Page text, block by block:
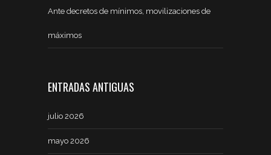
Ante decretos de mínimos, movilizaciones de
máximos
ENTRADAS ANTIGUAS
julio 2026
mayo 2026